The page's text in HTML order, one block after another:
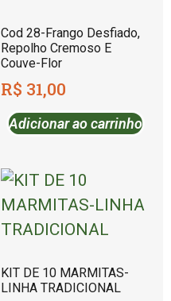
Cod 28-Frango Desfiado,
Repolho Cremoso E
Couve-Flor
R$ 31,00
Adicionar ao carrinho
KIT DE 10 MARMITAS-
LINHA TRADICIONAL